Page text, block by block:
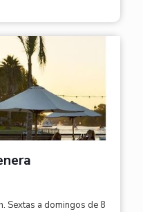
Sextas a domingos de 8